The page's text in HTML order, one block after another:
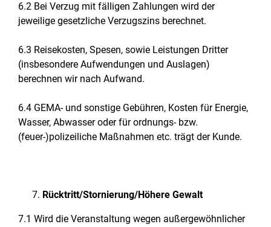
6.2 Bei Verzug mit fälligen Zahlungen wird der
jeweilige gesetzliche Verzugszins berechnet.
6.3 Reisekosten, Spesen, sowie Leistungen Dritter
(insbesondere Aufwendungen und Auslagen)
berechnen wir nach Aufwand.
6.4 GEMA- und sonstige Gebühren, Kosten für Energie,
Wasser, Abwasser oder für ordnungs- bzw.
(feuer-)polizeiliche Maßnahmen etc. trägt der Kunde.
Rücktritt/Stornierung/Höhere Gewalt
7.1 Wird die Veranstaltung wegen außergewöhnlicher